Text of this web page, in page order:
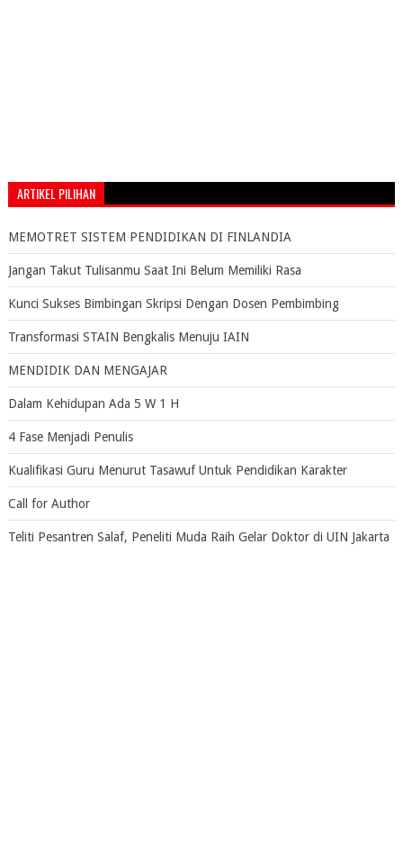
ARTIKEL PILIHAN
MEMOTRET SISTEM PENDIDIKAN DI FINLANDIA
Jangan Takut Tulisanmu Saat Ini Belum Memiliki Rasa
Kunci Sukses Bimbingan Skripsi Dengan Dosen Pembimbing
Transformasi STAIN Bengkalis Menuju IAIN
MENDIDIK DAN MENGAJAR
Dalam Kehidupan Ada 5 W 1 H
4 Fase Menjadi Penulis
Kualifikasi Guru Menurut Tasawuf Untuk Pendidikan Karakter
Call for Author
Teliti Pesantren Salaf, Peneliti Muda Raih Gelar Doktor di UIN Jakarta